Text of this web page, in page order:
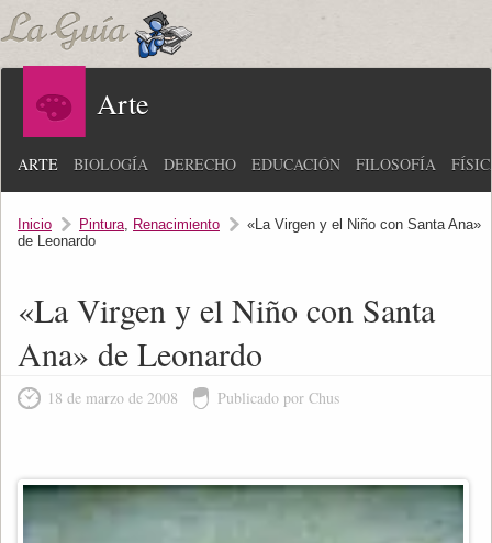
Arte
ARTE BIOLOGÍA DERECHO EDUCACIÓN FILOSOFÍA
Inicio Pintura, Renacimiento
«La Virgen y el Niño con Santa Ana»
de Leonardo
«La Virgen y el Niño con Santa
Ana» de Leonardo
18 de marzo de 2008 Publicado por Chus